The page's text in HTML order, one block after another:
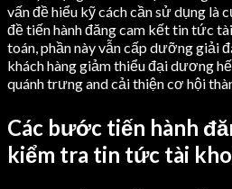
vấn đề hiểu kỹ cách cần sử dụng là
đề tiến hành đăng cam kết tin tức
toán, phần này vẫn cấp dưỡng giải
khách hàng giảm thiểu đại dương
quánh trưng and cải thiện cơ hội
Các bước tiến hành
kiểm tra tin tức tài